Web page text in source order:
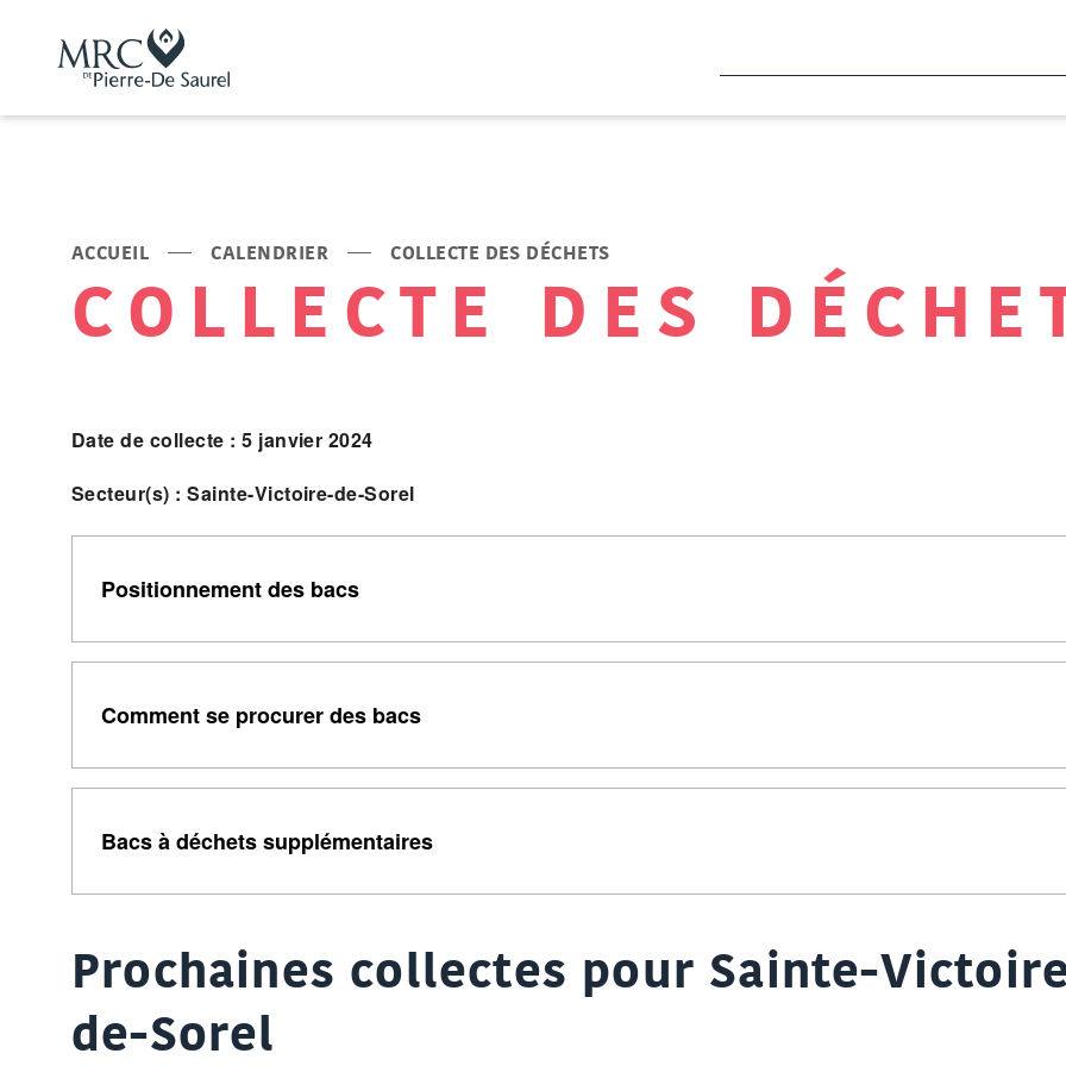
ACCUEIL CALENDRIER COLLECTE DES DÉCHETS
COLLECTE DES
Date de collecte : 5 janvier 2024
Secteur(s) : Sainte-Victoire-de-Sorel
Positionnement des bacs
Comment se procurer des bacs
Bacs à déchets supplémentaires
Prochaines collectes pour Sainte-
de-Sorel